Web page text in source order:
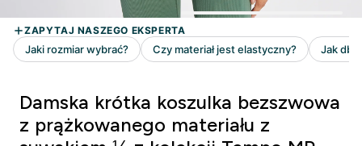
Damska krótka koszulka bezszwowa
z prążkowanego materiału z